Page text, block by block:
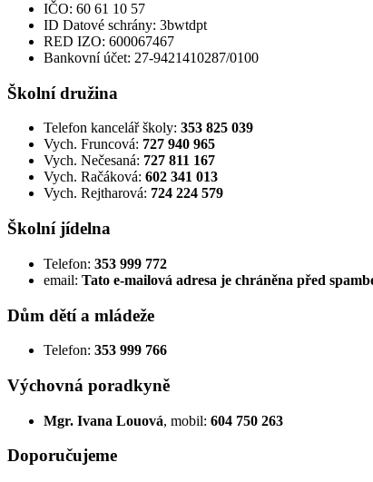
IČO: 60 61 10 57
ID Datové schrány: 3bwtdpt
RED IZO: 600067467
Bankovní účet: 27-9421410287/0100
Školní družina
Telefon kancelář školy: 353 825 039
Vych. Fruncová: 727 940 965
Vych. Nečesaná: 727 811 167
Vych. Račáková: 602 341 013
Vych. Rejtharová: 724 224 579
Školní jídelna
Telefon: 353 999 772
email: Tato e-mailová adresa je chráněna před
Dům dětí a mládeže
Telefon: 353 999 766
Výchovná poradkyně
Mgr. Ivana Louová, mobil: 604 750 263
Doporučujeme